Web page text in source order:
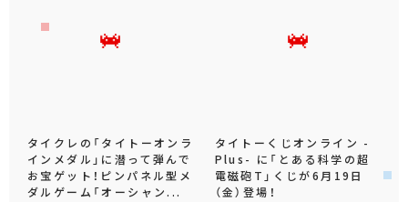
タイクレの「タイトーオンラ
インメダル」に潜って弾んで
お宝ゲット！ピンパネル型メ
ダルゲーム「オーシャン...
タイトーくじオンライン -
Plus- に「とある科学の超
電磁砲T」くじが6月19日
（金）登場！